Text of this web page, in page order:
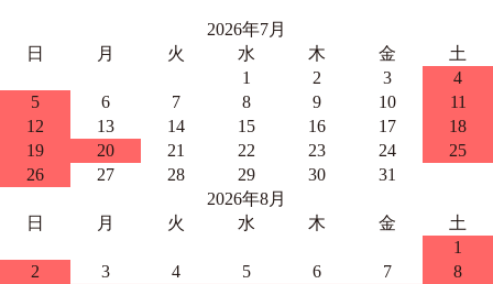
2026年7月
日
月 火 水 木 金
土
1
2 3
4
5
6 7 8 9 10
11
12
13 14 15 16 17
18
19
20 21 22 23 24
25
26
27 28 29 30
31
2026年8月
日
月 火 水 木 金
土
1
2
3 4 5 6 7
8